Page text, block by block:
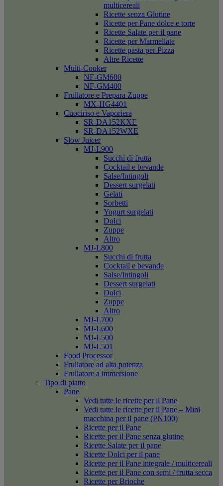
multicereali
Ricette senza Glutine
Ricette per Pane dolce e torte
Ricette Salate per il pane
Ricette per Marmellate
Ricette pasta per Pizza
Altre Ricette
Multi-Cooker
NF-GM600
NF-GM400
Frullatore e Prepara Zuppe
MX-HG4401
Cuociriso e Vaporiera
SR-DA152KXE
SR-DA152WXE
Slow Juicer
MJ-L900
Succhi di frutta
Cocktail e bevande
Salse/Intingoli
Dessert surgelati
Gelati
Sorbetti
Yogurt surgelati
Dolci
Zuppe
Altro
MJ-L800
Succhi di frutta
Cocktail e bevande
Salse/Intingoli
Dessert surgelati
Dolci
Zuppe
Altro
MJ-L700
MJ-L600
MJ-L500
MJ-L501
Food Processor
Frullatore ad alta potenza
Frullatore a immersione
Tipo di piatto
Pane
Vedi tutte le ricette per il Pane
Vedi tutte le ricette per il Pane – Mini
macchina per il pane (PN100)
Ricette per il Pane
Ricette per il Pane senza glutine
Ricette Salate per il pane
Ricette Dolci per il pane
Ricette per il Pane integrale / multicereali
Ricette per il Pane con semi / frutta secca
Ricette per Brioche